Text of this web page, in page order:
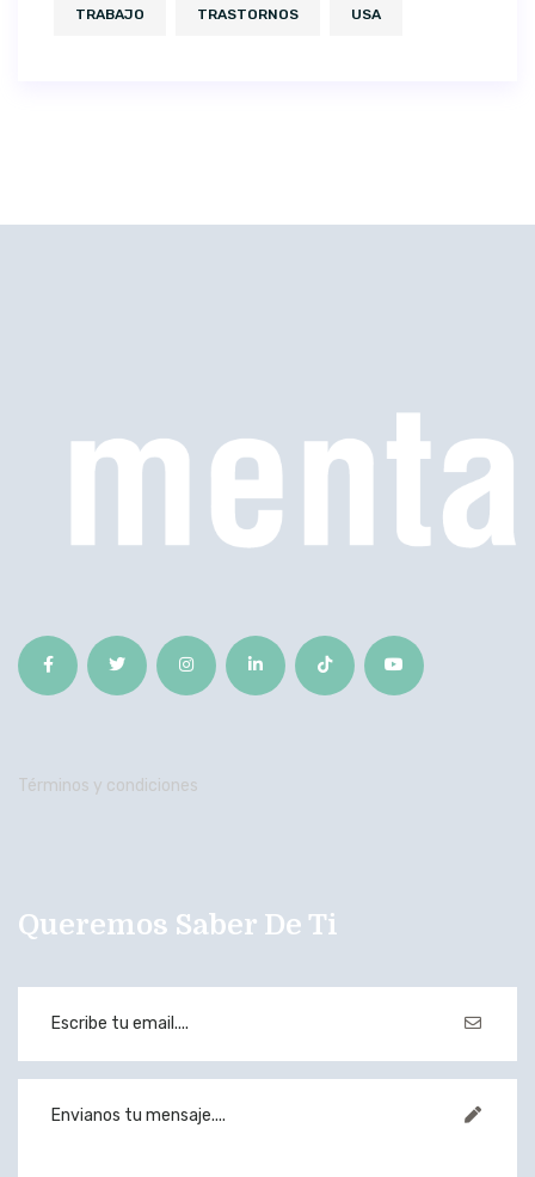
TRABAJO TRASTORNOS USA
Términos y condiciones
Queremos Saber De Ti